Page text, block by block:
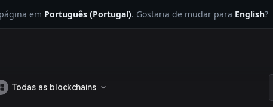
em Português (Portugal). Gostaria de mudar para English?
Todas as blockchains